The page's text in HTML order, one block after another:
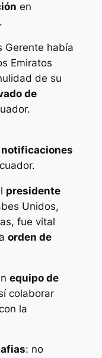
en
.
Gerente había
Emiratos
de su
de
presidente
Unidos,
fue vital
orden de
equipo de
colaborar
la
: no